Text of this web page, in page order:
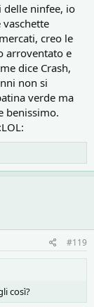
delle ninfee, io
creo le
arroventato e
dice Crash,
non si
verde ma
benissimo.
#119
così?